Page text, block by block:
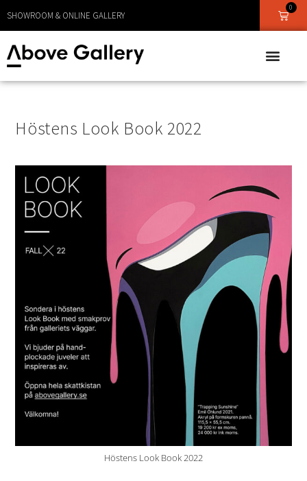
LEVERANS CA 1 - 3 DAGAR
0
Höstens Look Book 2022
Höstens Look Book 2022